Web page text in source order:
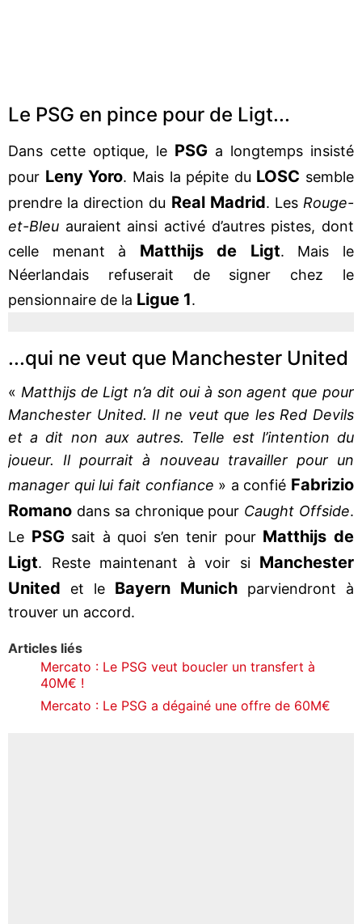
Le PSG en pince pour de Ligt...
Dans cette optique, le PSG a longtemps insisté
pour Leny Yoro. Mais la pépite du LOSC semble
prendre la direction du Real Madrid. Les Rouge-
et-Bleu auraient ainsi activé d’autres pistes, dont
celle menant à Matthijs de Ligt. Mais le
Néerlandais refuserait de signer chez le
pensionnaire de la Ligue 1.
...qui ne veut que Manchester United
« Matthijs de Ligt n’a dit oui à son agent que pour
Manchester United. Il ne veut que les Red Devils
et a dit non aux autres. Telle est l’intention du
joueur. Il pourrait à nouveau travailler pour un
manager qui lui fait confiance » a confié Fabrizio
Romano dans sa chronique pour Caught Offside.
Le PSGsait à quoi s’en tenir pour Matthijs de
Ligt. Reste maintenant à voir si Manchester
United et le Bayern Munich parviendront à
trouver un accord.
Articles liés
Mercato : Le PSG veut boucler un transfert à
40M€ !
Mercato : Le PSG a dégainé une offre de 60M€